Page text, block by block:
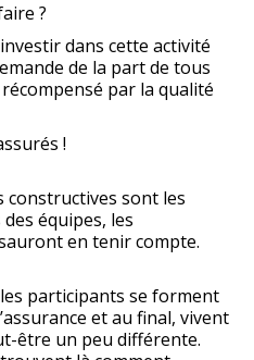
?
dans cette activité
de la part de tous
par la qualité
!
constructives sont les
équipes, les
en tenir compte.
participants se forment
et au final, vivent
être un peu différente.